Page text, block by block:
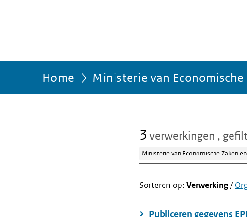
Home Ministerie van
3 verwerkingen ,
Ministerie van Economische Zaken
Sorteren op:Verwerking/
Publiceren gegevens